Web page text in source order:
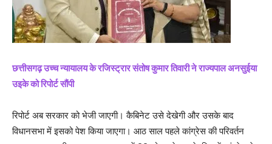
छत्तीसगढ़ उच्च न्यायालय के रजिस्ट्रार संतोष कुमार तिवारी ने राज्यपाल अनसुईया
उइके को रिपोर्ट सौंपी
रिपोर्ट अब सरकार को भेजी जाएगी। कैबिनेट उसे देखेगी और उसके बाद
विधानसभा में इसको पेश किया जाएगा। आठ साल पहले कांग्रेस की परिवर्तन